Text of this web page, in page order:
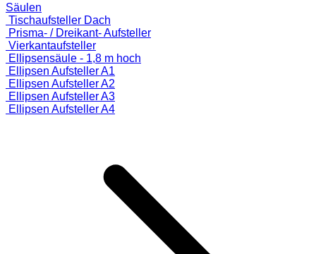
Säulen
Tischaufsteller Dach
Prisma- / Dreikant- Aufsteller
Vierkantaufsteller
Ellipsensäule - 1,8 m hoch
Ellipsen Aufsteller A1
Ellipsen Aufsteller A2
Ellipsen Aufsteller A3
Ellipsen Aufsteller A4